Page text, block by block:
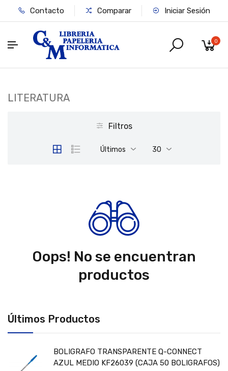
Contacto Comparar Iniciar Sesión
0
Últimos Productos
BOLIGRAFO TRANSPARENTE Q-CONNECT
AZUL MEDIO KF26039 (CAJA 50 BOLIGRAFOS)
LITERATURA
Filtros
Últimos 30
Oops! No se encuentran
productos